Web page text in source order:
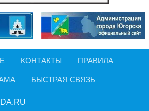
КОНТАКТЫ ПРАВИЛА
БЫСТРАЯ СВЯЗЬ